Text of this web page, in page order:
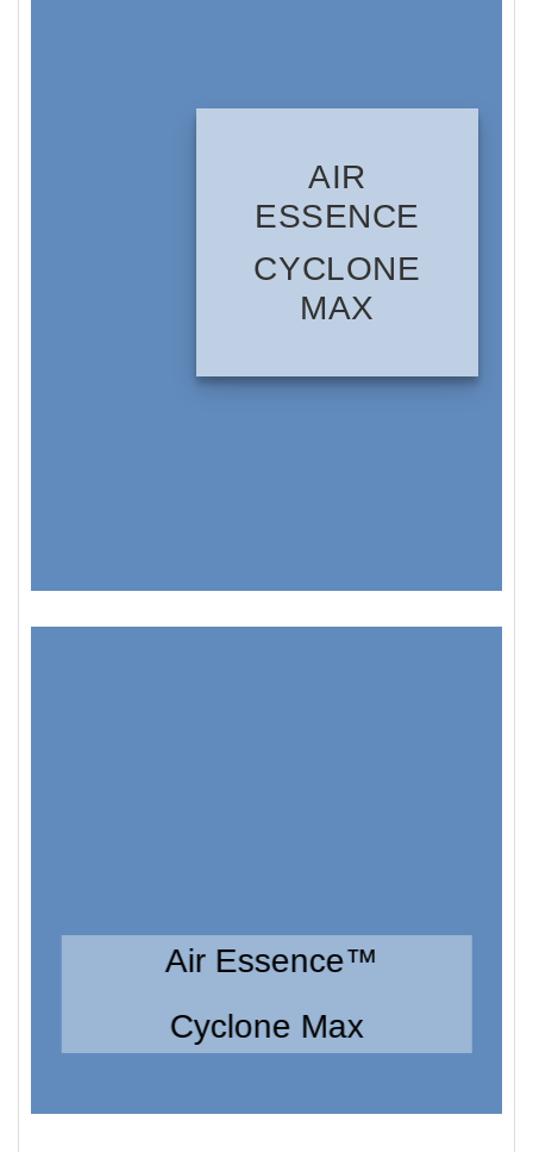
AIR
ESSENCE
CYCLONE
MAX
Air Essence™
Cyclone Max